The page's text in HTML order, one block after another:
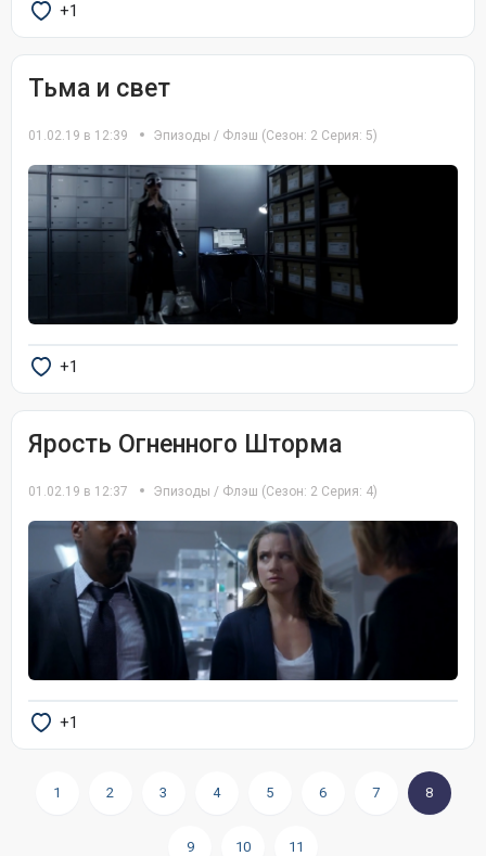
+1
Тьма и свет
01.02.19 в 12:39 Эпизоды / Флэш (Сезон: 2 Серия: 5)
+1
Ярость Огненного Шторма
01.02.19 в 12:37 Эпизоды / Флэш (Сезон: 2 Серия: 4)
+1
1 2 3 4 5 6 7 8
9 10 11